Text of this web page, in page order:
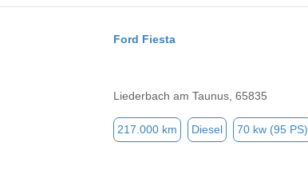
Ford Fiesta
Liederbach am Taunus, 65835
217.000 km Diesel 70 kw (95 PS)